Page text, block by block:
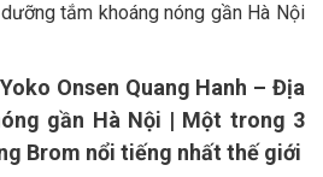
tắm khoáng nóng gần Hà Nội
Onsen Quang Hanh – Địa
gần Hà Nội | Một trong 3
Brom nổi tiếng nhất thế giới